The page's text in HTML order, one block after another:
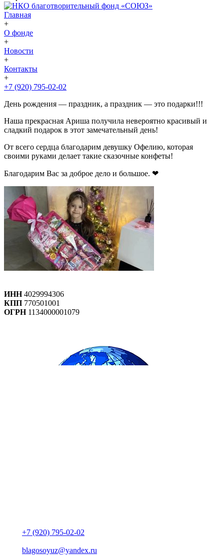
Главная
+
О фонде
+
Новости
+
Контакты
+
+7 (920) 795-02-02
День рождения — праздник, а праздник — это подарки!!!
Наша прекрасная Ариша получила невероятно красивый и
сладкий подарок в этот замечательный день!
От всего сердца благодарим девушку Офелию, которая
своими руками делает такие сказочные конфеты!
Благодарим Вас за доброе дело и большое. ❤
ИНН4029994306
КПП 770501001
ОГРН1134000001079
+7 (920) 795-02-02
blagosoyuz@yandex.ru